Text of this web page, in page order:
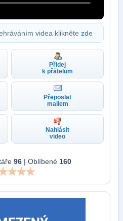
videa klikněte zde
Přidej
k přátelům
Přeposlat
mailem
Nahlásit
video
96 | Oblíbené 160